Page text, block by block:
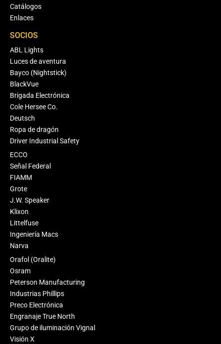
Catálogos
Enlaces
SOCIOS
ABL Lights
Luces de aventura
Bayco (Nightstick)
BlackVue
Brigada Electrónica
Cole Hersee Co.
Deutsch
Ropa de dragón
Driver Industrial Safety
ECCO
Señal Federal
FIAMM
Grote
J.W. Speaker
Klixon
Littelfuse
Ingeniería Macs
Narva
Orafol (Oralite)
Osram
Peterson Manufacturing
Industrias Phillips
Preco Electrónica
Engranaje True North
Grupo de iluminación Vignal
Visión X